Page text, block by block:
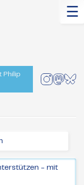
☰
Philip
- mit